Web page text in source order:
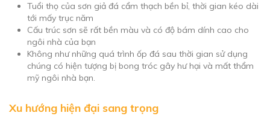
Tuổi thọ của sơn giả đá cẩm thạch bền bỉ, thời gian kéo dài
tới mấy trục năm
Cấu trúc sơn sẽ rất bền màu và có độ bám dính cao cho
ngôi nhà của bạn
Không như những quá trình ốp đá sau thời gian sử dụng
chúng có hiện tượng bị bong tróc gây hư hại và mất thẩm
mỹ ngôi nhà bạn.
Xu hướng hiện đại sang trọng